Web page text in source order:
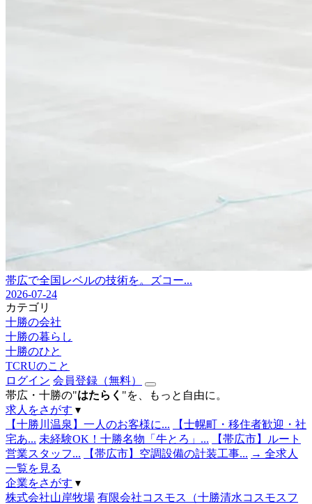
帯広で全国レベルの技術を。ズコー...
2026-07-24
カテゴリ
十勝の会社
十勝の暮らし
十勝のひと
TCRUのこと
ログイン 会員登録（無料）
帯広・十勝の"はたらく "を、もっと自由に。
求人をさがす ▾
【十勝川温泉】一人のお客様に...
【士幌町・移住者歓迎・社
宅あ... 未経験OK！十勝名物「牛とろ」...
【帯広市】ルート
営業スタッフ...
【帯広市】空調設備の計装工事... → 全求人
一覧を見る
企業をさがす ▾
株式会社山岸牧場 有限会社コスモス（十勝清水コスモスフ